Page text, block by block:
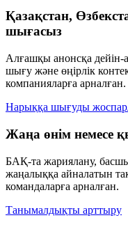
Қазақстан,
шығасыз
Алғашқы анонсқа дейін-
шығу және өңірлік
компанияларға арналған.
Нарыққа шығуды
Жаңа өнім немесе
БАҚ-та жариялану,
жаңалыққа айналатын
командаларға арналған.
Танымалдықты арттыру